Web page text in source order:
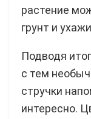
растение
грунт и
Подводя
с тем
стручки
интересно.